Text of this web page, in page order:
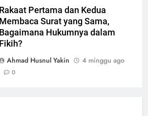
Rakaat Pertama dan Kedua
Membaca Surat yang Sama,
Bagaimana Hukumnya dalam
Fikih?
Ahmad Husnul Yakin
4 minggu ago
0